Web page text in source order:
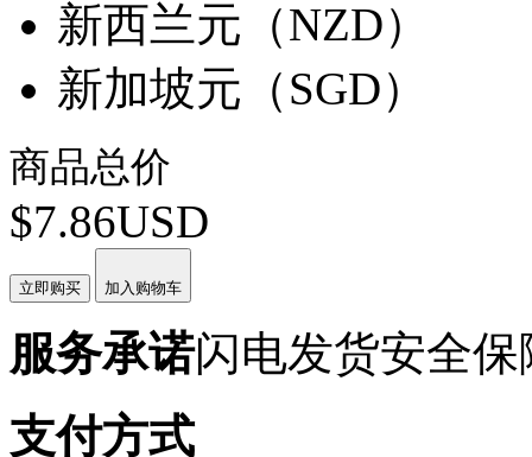
新西兰元（NZD）
新加坡元（SGD）
商品总价
$7.86USD
立即购买 加入购物车
服务承诺闪电发货安全保
支付方式